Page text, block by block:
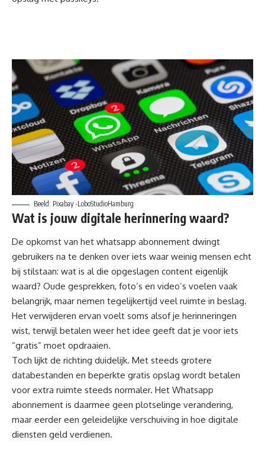
Beeld: Pixabay -LoboStudioHamburg
Wat is jouw digitale herinnering waard?
De opkomst van het whatsapp abonnement dwingt
gebruikers na te denken over iets waar weinig mensen echt
bij stilstaan: wat is al die opgeslagen content eigenlijk
waard? Oude gesprekken, foto’s en video’s voelen vaak
belangrijk, maar nemen tegelijkertijd veel ruimte in beslag.
Het verwijderen ervan voelt soms alsof je herinneringen
wist, terwijl betalen weer het idee geeft dat je voor iets
“gratis” moet opdraaien.
Toch lijkt de richting duidelijk. Met steeds grotere
databestanden en beperkte gratis opslag wordt betalen
voor extra ruimte steeds normaler. Het Whatsapp
abonnement is daarmee geen plotselinge verandering,
maar eerder een geleidelijke verschuiving in hoe digitale
diensten geld verdienen.